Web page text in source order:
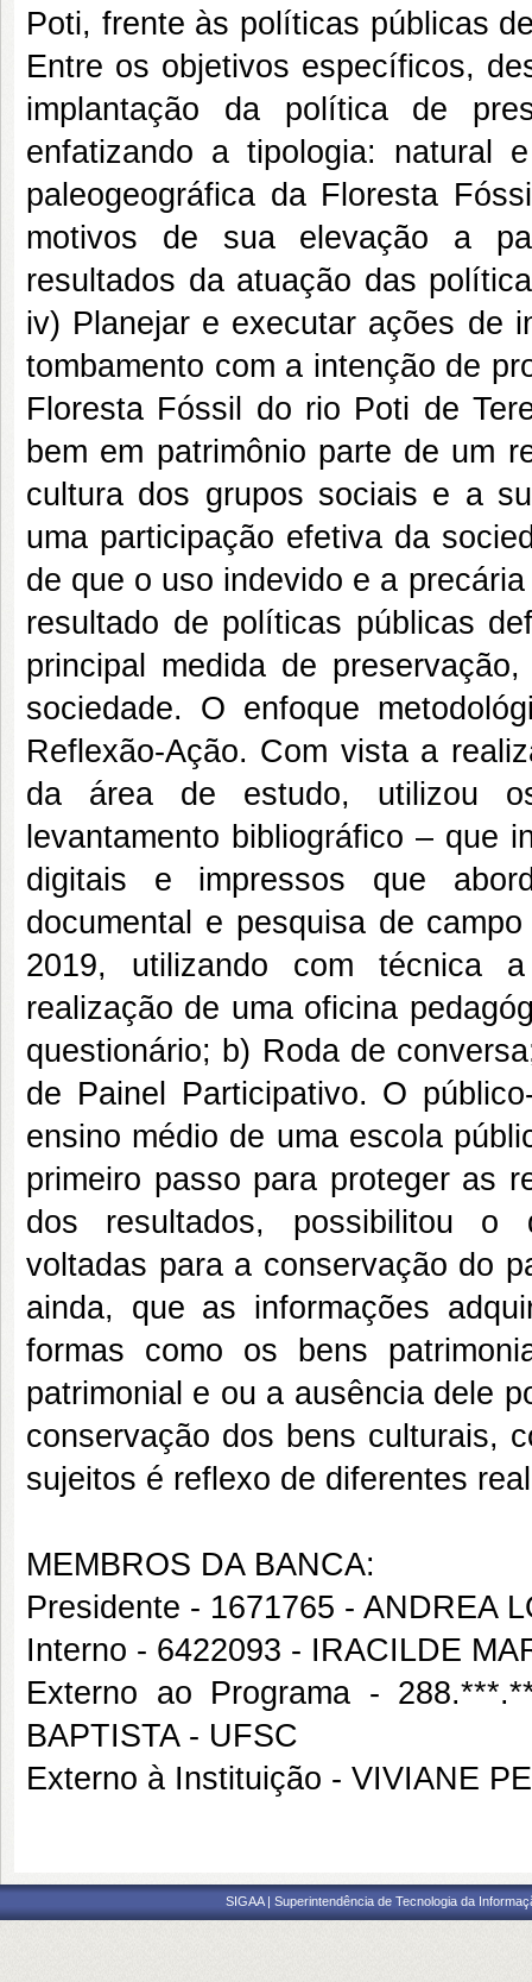
Poti, frente às políticas públicas
Entre os objetivos específicos,
implantação da política de
enfatizando a tipologia: natural
paleogeográfica da Floresta
motivos de sua elevação a
resultados da atuação das
iv) Planejar e executar ações de
tombamento com a intenção de
Floresta Fóssil do rio Poti de
bem em patrimônio parte de um
cultura dos grupos sociais e a
uma participação efetiva da
de que o uso indevido e a
resultado de políticas públicas
principal medida de
sociedade. O enfoque
Reflexão-Ação. Com vista a
da área de estudo, utilizou os
levantamento bibliográfico – que
digitais e impressos que
documental e pesquisa de
2019, utilizando com técnica
realização de uma oficina
questionário; b) Roda de
de Painel Participativo. O
ensino médio de uma escola
primeiro passo para proteger as
dos resultados, possibilitou o
voltadas para a conservação do
ainda, que as informações
formas como os bens
patrimonial e ou a ausência dele
conservação dos bens culturais,
sujeitos é reflexo de diferentes
MEMBROS DA BANCA:
Presidente - 1671765 - ANDREA
Interno - 6422093 - IRACILDE
Externo ao Programa -
BAPTISTA - UFSC
Externo à Instituição - VIVIANE
SIGAA | Superintendência de Tecnologia da